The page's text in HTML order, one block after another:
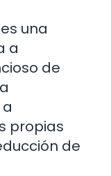
una
a
de
propias
de